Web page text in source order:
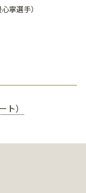
寧選手）
）